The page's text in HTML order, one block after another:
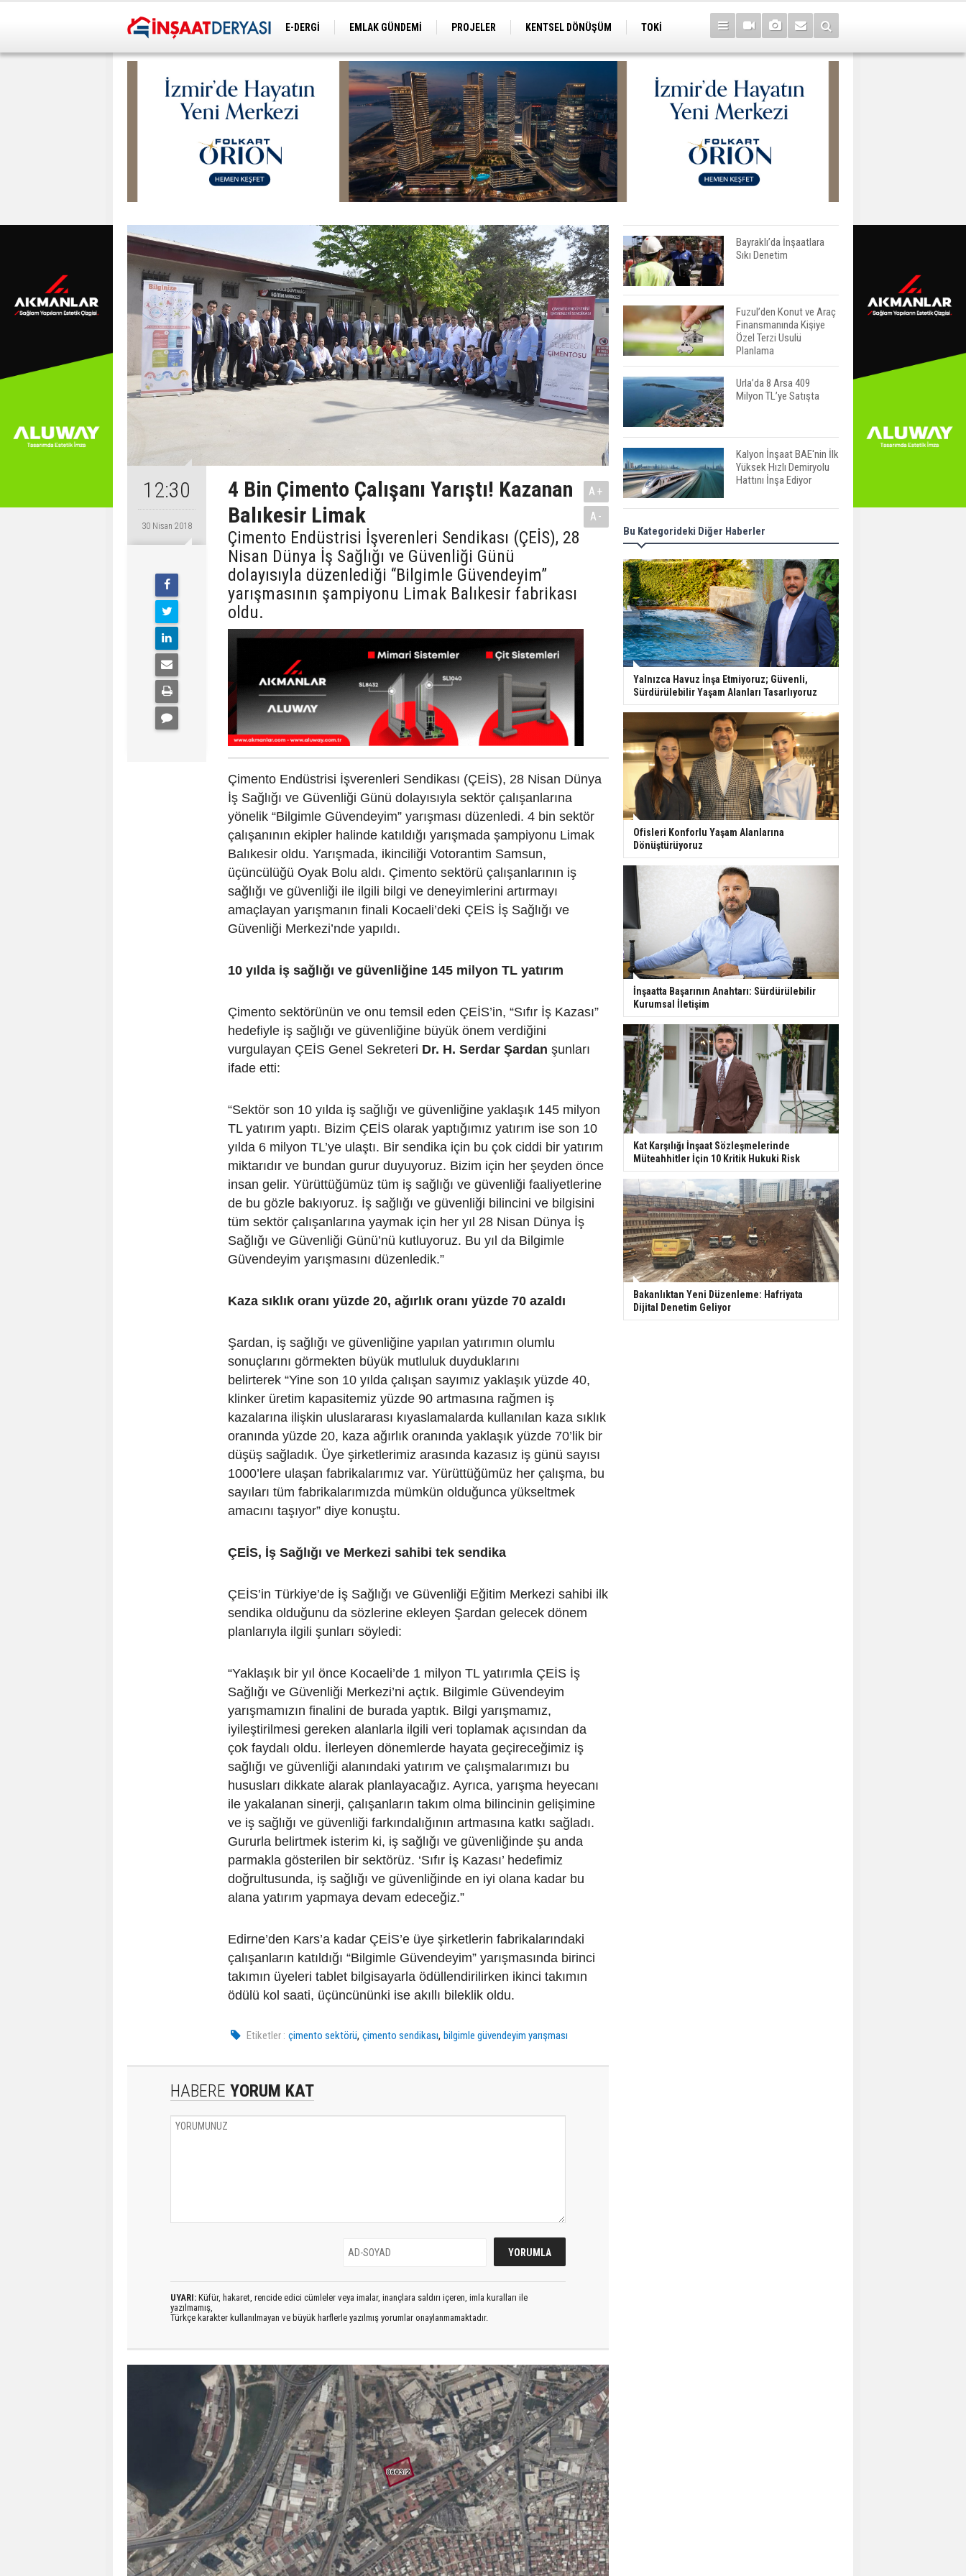
E-DERGİ EMLAK GÜNDEMİ PROJELER KENTSEL DÖNÜŞÜM
TOKİ
12:30
30 Nisan 2018
4 Bin Çimento Çalışanı Yarıştı! Kazanan
Balıkesir Limak
Çimento Endüstrisi İşverenleri Sendikası (ÇEİS), 28
Nisan Dünya İş Sağlığı ve Güvenliği Günü
dolayısıyla düzenlediği “Bilgimle Güvendeyim”
yarışmasının şampiyonu Limak Balıkesir fabrikası
oldu.
A+
A-
Çimento Endüstrisi İşverenleri Sendikası (ÇEİS), 28 Nisan Dünya
İş Sağlığı ve Güvenliği Günü dolayısıyla sektör çalışanlarına
yönelik “Bilgimle Güvendeyim” yarışması düzenledi. 4 bin sektör
çalışanının ekipler halinde katıldığı yarışmada şampiyonu Limak
Balıkesir oldu. Yarışmada, ikinciliği Votorantim Samsun,
üçüncülüğü Oyak Bolu aldı. Çimento sektörü çalışanlarının iş
sağlığı ve güvenliği ile ilgili bilgi ve deneyimlerini artırmayı
amaçlayan yarışmanın finali Kocaeli’deki ÇEİS İş Sağlığı ve
Güvenliği Merkezi’nde yapıldı.
10 yılda iş sağlığı ve güvenliğine 145 milyon TL yatırım
Çimento sektörünün ve onu temsil eden ÇEİS’in, “Sıfır İş Kazası”
hedefiyle iş sağlığı ve güvenliğine büyük önem verdiğini
vurgulayan ÇEİS Genel Sekreteri Dr. H. Serdar Şardan şunları
ifade etti:
“Sektör son 10 yılda iş sağlığı ve güvenliğine yaklaşık 145 milyon
TL yatırım yaptı. Bizim ÇEİS olarak yaptığımız yatırım ise son 10
yılda 6 milyon TL’ye ulaştı. Bir sendika için bu çok ciddi bir yatırım
miktarıdır ve bundan gurur duyuyoruz. Bizim için her şeyden önce
insan gelir. Yürüttüğümüz tüm iş sağlığı ve güvenliği faaliyetlerine
de bu gözle bakıyoruz. İş sağlığı ve güvenliği bilincini ve bilgisini
tüm sektör çalışanlarına yaymak için her yıl 28 Nisan Dünya İş
Sağlığı ve Güvenliği Günü’nü kutluyoruz. Bu yıl da Bilgimle
Güvendeyim yarışmasını düzenledik.”
Kaza sıklık oranı yüzde 20, ağırlık oranı yüzde 70 azaldı
Şardan, iş sağlığı ve güvenliğine yapılan yatırımın olumlu
sonuçlarını görmekten büyük mutluluk duyduklarını
belirterek “Yine son 10 yılda çalışan sayımız yaklaşık yüzde 40,
klinker üretim kapasitemiz yüzde 90 artmasına rağmen iş
kazalarına ilişkin uluslararası kıyaslamalarda kullanılan kaza sıklık
oranında yüzde 20, kaza ağırlık oranında yaklaşık yüzde 70’lik bir
düşüş sağladık. Üye şirketlerimiz arasında kazasız iş günü sayısı
1000’lere ulaşan fabrikalarımız var. Yürüttüğümüz her çalışma, bu
sayıları tüm fabrikalarımızda mümkün olduğunca yükseltmek
amacını taşıyor” diye konuştu.
ÇEİS, İş Sağlığı ve Merkezi sahibi tek sendika
ÇEİS’in Türkiye’de İş Sağlığı ve Güvenliği Eğitim Merkezi sahibi ilk
sendika olduğunu da sözlerine ekleyen Şardan gelecek dönem
planlarıyla ilgili şunları söyledi:
“Yaklaşık bir yıl önce Kocaeli’de 1 milyon TL yatırımla ÇEİS İş
Sağlığı ve Güvenliği Merkezi’ni açtık. Bilgimle Güvendeyim
yarışmamızın finalini de burada yaptık. Bilgi yarışmamız,
iyileştirilmesi gereken alanlarla ilgili veri toplamak açısından da
çok faydalı oldu. İlerleyen dönemlerde hayata geçireceğimiz iş
sağlığı ve güvenliği alanındaki yatırım ve çalışmalarımızı bu
hususları dikkate alarak planlayacağız. Ayrıca, yarışma heyecanı
ile yakalanan sinerji, çalışanların takım olma bilincinin gelişimine
ve iş sağlığı ve güvenliği farkındalığının artmasına katkı sağladı.
Gururla belirtmek isterim ki, iş sağlığı ve güvenliğinde şu anda
parmakla gösterilen bir sektörüz. ‘Sıfır İş Kazası’ hedefimiz
doğrultusunda, iş sağlığı ve güvenliğinde en iyi olana kadar bu
alana yatırım yapmaya devam edeceğiz.”
Edirne’den Kars’a kadar ÇEİS’e üye şirketlerin fabrikalarındaki
çalışanların katıldığı “Bilgimle Güvendeyim” yarışmasında birinci
takımın üyeleri tablet bilgisayarla ödüllendirilirken ikinci takımın
ödülü kol saati, üçüncününki ise akıllı bileklik oldu.
Etiketler : çimento sektörü,çimento sendikası,bilgimle güvendeyim yarışması
HABERE YORUM KAT
UYARI: Küfür, hakaret, rencide edici cümleler veya imalar, inançlara saldırı içeren, imla kuralları ile
yazılmamış,
Türkçe karakter kullanılmayan ve büyük harflerle yazılmış yorumlar onaylanmamaktadır.
Bayraklı’da İnşaatlara
Sıkı Denetim
Fuzul’den Konut ve Araç
Finansmanında Kişiye
Özel Terzi Usulü
Planlama
Urla’da 8 Arsa 409
Milyon TL’ye Satışta
Kalyon İnşaat BAE'nin İlk
Yüksek Hızlı Demiryolu
Hattını İnşa Ediyor
ABD'de Konut Kredisi
Faizi Son Bir Yılın En
TOKİ 51 İlde 540 Konut
ve İş Yerini Satışa
Sunuyor
Yatırımcıların Bina Tercihi
Değişiyor: Dijital Altyapı
Öne Çıkıyor
TOKİ'nin Kiralık Sosyal
Konut Modeli Kiraları
Düşürür Mü?
İkinci El Konut Fiyatları
İspanya'da Bir Yılda
Yüzde 16,2 Arttı
Konut Satışları Güçlü
Seyrini Korudu Yabancıya
Satış Geriledi
Bu Kategorideki Diğer Haberler
Yalnızca Havuz İnşa Etmiyoruz; Güvenli,
Sürdürülebilir Yaşam Alanları Tasarlıyoruz
Ofisleri Konforlu Yaşam Alanlarına
Dönüştürüyoruz
İnşaatta Başarının Anahtarı: Sürdürülebilir
Kurumsal İletişim
Kat Karşılığı İnşaat Sözleşmelerinde
Müteahhitler İçin 10 Kritik Hukuki Risk
Bakanlıktan Yeni Düzenleme: Hafriyata
Dijital Denetim Geliyor